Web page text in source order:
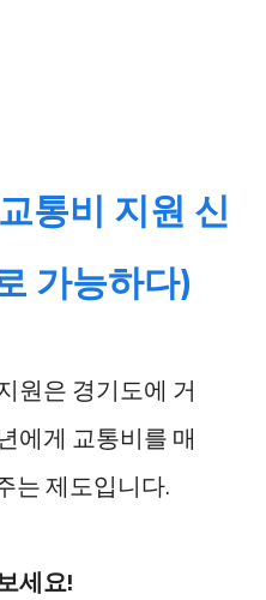
통비 지원 신
가능하다)
원은 경기도에 거
에게 교통비를 매
는 제도입니다.
세요!